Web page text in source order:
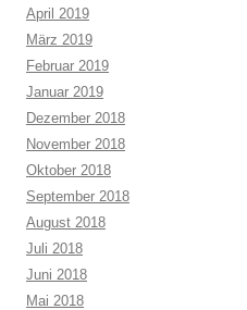
April 2019
März 2019
Februar 2019
Januar 2019
Dezember 2018
November 2018
Oktober 2018
September 2018
August 2018
Juli 2018
Juni 2018
Mai 2018